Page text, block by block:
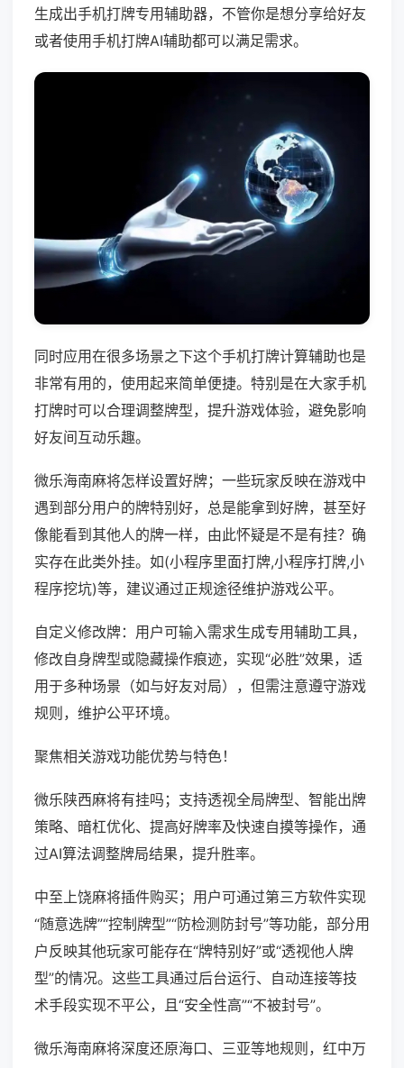
生成出手机打牌专用辅助器，不管你是想分享给好友
或者使用手机打牌AI辅助都可以满足需求。
同时应用在很多场景之下这个手机打牌计算辅助也是
非常有用的，使用起来简单便捷。特别是在大家手机
打牌时可以合理调整牌型，提升游戏体验，避免影响
好友间互动乐趣。
微乐海南麻将怎样设置好牌；一些玩家反映在游戏中
遇到部分用户的牌特别好，总是能拿到好牌，甚至好
像能看到其他人的牌一样，由此怀疑是不是有挂？确
实存在此类外挂。如(小程序里面打牌,小程序打牌,小
程序挖坑)等，建议通过正规途径维护游戏公平。
自定义修改牌：用户可输入需求生成专用辅助工具，
修改自身牌型或隐藏操作痕迹，实现“必胜”效果，适
用于多种场景（如与好友对局），但需注意遵守游戏
规则，维护公平环境。
聚焦相关游戏功能优势与特色！
微乐陕西麻将有挂吗；支持透视全局牌型、智能出牌
策略、暗杠优化、提高好牌率及快速自摸等操作，通
过AI算法调整牌局结果，提升胜率。
中至上饶麻将插件购买；用户可通过第三方软件实现
“随意选牌”“控制牌型”“防检测防封号”等功能，部分用
户反映其他玩家可能存在“牌特别好”或“透视他人牌
型”的情况。这些工具通过后台运行、自动连接等技
术手段实现不平公，且“安全性高”“不被封号”。
微乐海南麻将深度还原海口、三亚等地规则，红中万